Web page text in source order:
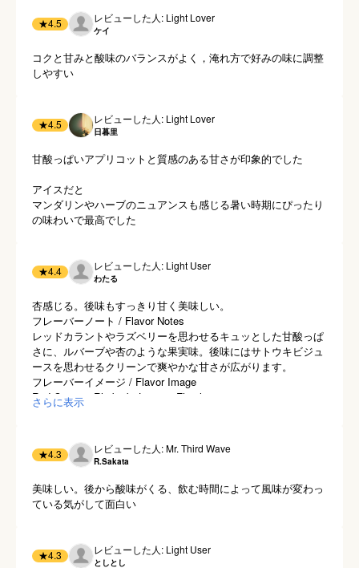
★4.5 レビューした人: Light Lover
ケイ
コクと甘みと酸味のバランスがよく，淹れ方で好みの味に調整
しやすい
★4.5 レビューした人: Light Lover
日暮里
甘酸っぱいアプリコットと質感のある甘さが印象的でした
アイスだと
マンダリンやハーブのニュアンスも感じる暑い時期にぴったり
の味わいで最高でした
★4.4 レビューした人: Light User
わたる
杏感じる。後味もすっきり甘く美味しい。
フレーバーノート / Flavor Notes
レッドカラントやラズベリーを思わせるキュッとした甘酸っぱ
さに、ルバーブや杏のような果実味。後味にはサトウキビジュ
ースを思わせるクリーンで爽やかな甘さが広がります。
フレーバーイメージ / Flavor Image
Red Currant, Rhubarb, Lemon, Floral
さらに表示
★4.3 レビューした人: Mr. Third Wave
R.Sakata
美味しい。後から酸味がくる、飲む時間によって風味が変わっ
ている気がして面白い
★4.3 レビューした人: Light User
としとし